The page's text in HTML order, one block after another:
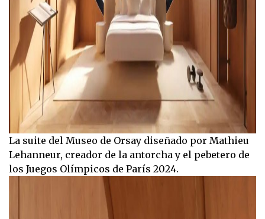
La suite del Museo de Orsay diseñado por Mathieu
Lehanneur, creador de la antorcha y el pebetero de
los Juegos Olímpicos de París 2024.